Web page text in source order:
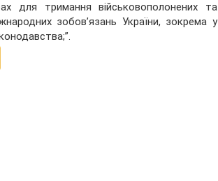
для тримання військовополонених та
зобов’язань України, зокрема у